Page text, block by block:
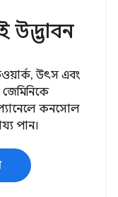
উৎস এবং
কনসোল
পান।